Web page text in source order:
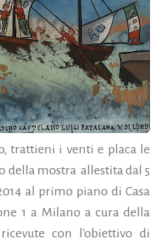
trattieni i venti e placa le
della mostra allestita dal 5
al primo piano di Casa
1 a Milano a cura della
con l'obiettivo di